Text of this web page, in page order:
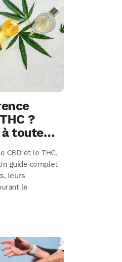
?
toutes
CBD et le THC,
guide complet
leurs
le